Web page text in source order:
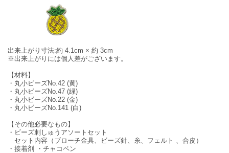
出来上がり寸法:約 4.1cm × 約 3cm
※出来上がりには個人差がございます。
【材料】
・丸小ビーズNo.42 (黄)
・丸小ビーズNo.47 (緑)
・丸小ビーズNo.22 (金)
・丸小ビーズNo.141 (白)
【その他必要なもの】
・ビーズ刺しゅうアソートセット
セット内容（ブローチ金具、ビーズ針、糸、フェルト 、合皮）
・接着剤 ・チャコペン